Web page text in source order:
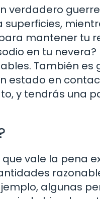
verdadero
mantener tu
en tu nevera?
También es
estado en
y tendrás una
vale la pena
algunas